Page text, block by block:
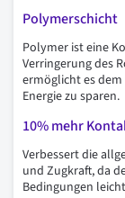
Polymerschicht
Polymer ist eine
Verringerung des
ermöglicht es dem
Energie zu sparen.
10% mehr
Verbessert die
und Zugkraft, da
Bedingungen